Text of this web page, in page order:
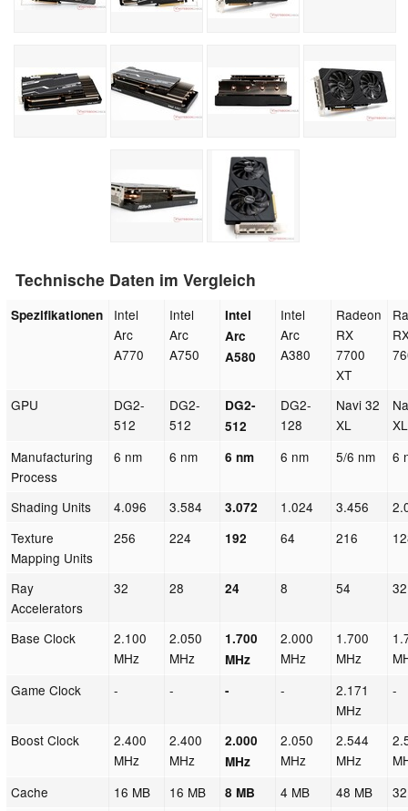
Technische Daten im Vergleich
Spezifikationen
Intel
Arc
A770
Intel
Arc
A750
Intel
Arc
A580
Intel
Arc
A380
Radeon
RX
7700
XT
GPU
DG2-
512
DG2-
512
DG2-
512
DG2-
128
Navi 32
XL
XL
Manufacturing
Process
6 nm 6 nm 6 nm 6 nm 5/6 nm 6
Shading Units 4.096 3.584 3.072 1.024 3.456
Texture
Mapping Units
256 224 192 64 216
Ray
Accelerators
32 28 24 8 54 32
Base Clock
2.100
MHz
2.050
MHz
1.700
MHz
2.000
MHz
1.700
MHz
Game Clock
- - - -
2.171
MHz
-
Boost Clock
2.400
MHz
2.400
MHz
2.000
MHz
2.050
MHz
2.544
MHz
Cache
16 MB 16 MB 8 MB 4 MB 48 MB